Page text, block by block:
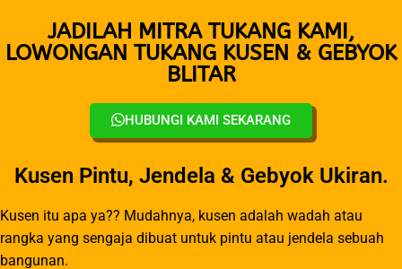
JADILAH MITRA TUKANG KAMI,
LOWONGAN TUKANG KUSEN & GEBYOK
BLITAR
HUBUNGI KAMI SEKARANG
Kusen Pintu, Jendela & Gebyok Ukiran.
Kusen itu apa ya?? Mudahnya, kusen adalah wadah atau
rangka yang sengaja dibuat untuk pintu atau jendela sebuah
bangunan.